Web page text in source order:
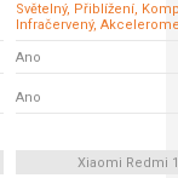
Světelný, Přiblížení,
Infračervený,
Ano
Ano
Xiaomi Redmi